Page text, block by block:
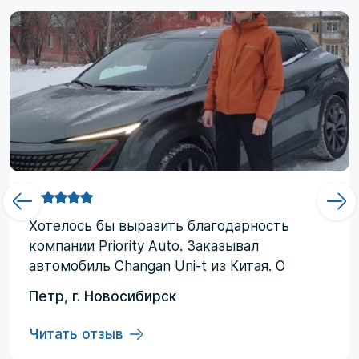
Хотелоcь бы выразить благодарность
компании Priority Аuto. Заказывал
автомобиль Changan Uni-t из Китая. О
компании узнал от друзей и коллег по
работе. Работал со мной менеджер
Евгений, логисты Ольга и Регина. В начале
Петр, г. Новосибирск
Читать отзыв